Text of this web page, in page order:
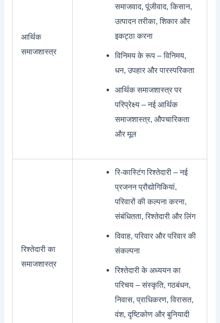
आर्थिक
समाजशास्त्र
समाजवाद, पूंजीवाद, किसान,
उत्पादन तरीका, शिकार और
इकट्ठा करना
विनिमय के रूप – विनिमय,
धन, उपहार और पारस्परिकता
आर्थिक समाजशास्त्र पर
परिप्रेक्ष्य – नई आर्थिक
समाजशास्त्र, औपचारिकता
और मूल
रिश्तेदारी का
समाजशास्त्र
रि-कास्टिंग रिश्तेदारी – नई
प्रजनन प्रौद्योगिकियां,
परिवारों की कल्पना करना,
संबंधितता, रिश्तेदारी और लिंग
विवाह, परिवार और परिवार की
संकल्पना
रिश्तेदारी के अध्ययन का
परिचय – संस्कृति, गठबंधन,
निवास, प्राधिकरण, विरासत,
वंश, दृष्टिकोण और बुनियादी